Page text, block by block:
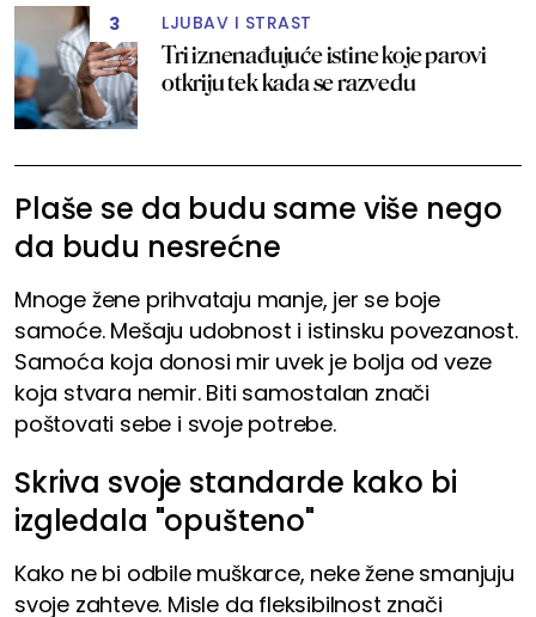
3 LJUBAV I STRAST
Tri iznenađujuće istine koje parovi
otkriju tek kada se razvedu
Plaše se da budu same više nego
da budu nesrećne
Mnoge žene prihvataju manje, jer se boje
samoće. Mešaju udobnost i istinsku povezanost.
Samoća koja donosi mir uvek je bolja od veze
koja stvara nemir. Biti samostalan znači
poštovati sebe i svoje potrebe.
Skriva svoje standarde kako bi
izgledala "opušteno"
Kako ne bi odbile muškarce, neke žene smanjuju
svoje zahteve. Misle da fleksibilnost znači